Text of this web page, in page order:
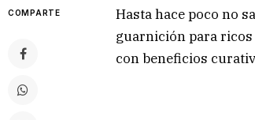
COMPARTE
Hasta hace poco no
guarnición para
con beneficios